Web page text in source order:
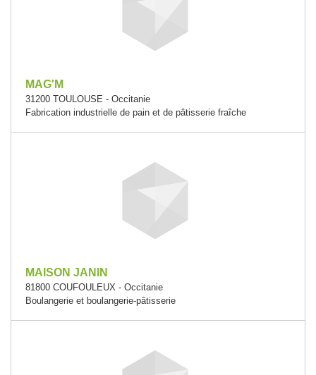
MAG'M
31200 TOULOUSE - Occitanie
Fabrication industrielle de pain et de pâtisserie fraîche
MAISON JANIN
81800 COUFOULEUX - Occitanie
Boulangerie et boulangerie-pâtisserie